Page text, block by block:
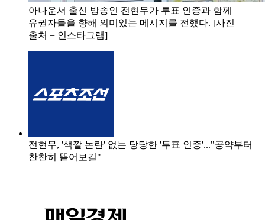
아나운서 출신 방송인 전현무가 투표 인증과 함께
유권자들을 향해 의미있는 메시지를 전했다. [사진
출처 = 인스타그램]
전현무, '색깔 논란' 없는 당당한 '투표 인증'..."공약부터
찬찬히 뜯어보길"